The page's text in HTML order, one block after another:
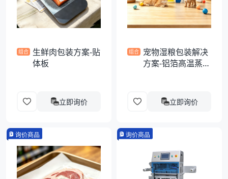
组合 生鲜肉包装方案-贴
体板
立即询价
组合 宠物湿粮包装解决
方案-铝箔高温蒸煮
立即询价
询价商品 询价商品